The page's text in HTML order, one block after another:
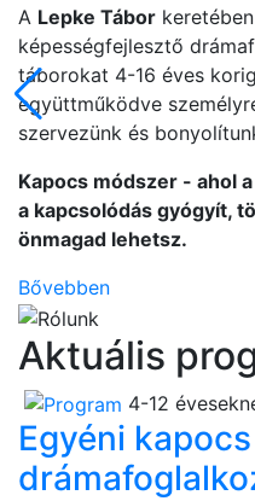
A Lepke Tábor
képességfejlesztő
táborokat 4-16 éves
együttműködve
szervezünk és
Kapocs módszer - ahol
a kapcsolódás gyógyít,
önmagad lehetsz.
Bővebben
Aktuális
4-12
Egyéni kapocs